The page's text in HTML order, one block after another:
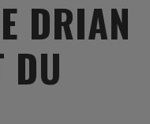
DRIAN
DU